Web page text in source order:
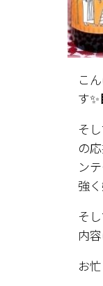
こ
す✨
そ
の
ン
強
そ
内
お